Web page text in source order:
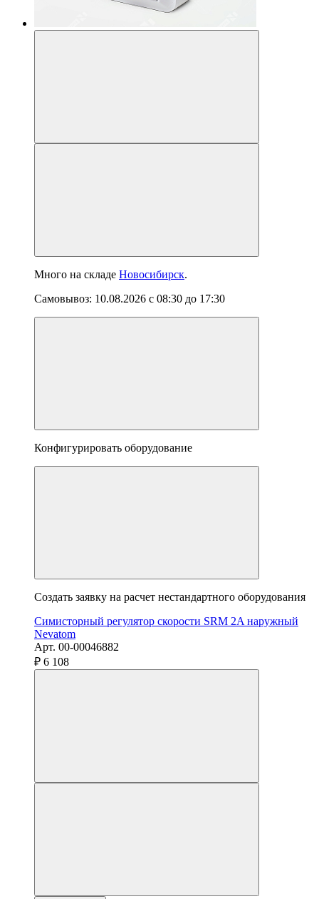
Много на складе Новосибирск.
Самовывоз: 10.08.2026 с 08:30 до 17:30
Конфигурировать оборудование
Создать заявку на расчет нестандартного оборудования
Симисторный регулятор скорости SRM 2A наружный
Nevatom
Арт. 00-00046882
₽ 6 108